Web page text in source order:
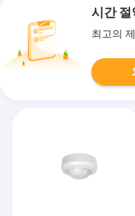
시간 절
최고의